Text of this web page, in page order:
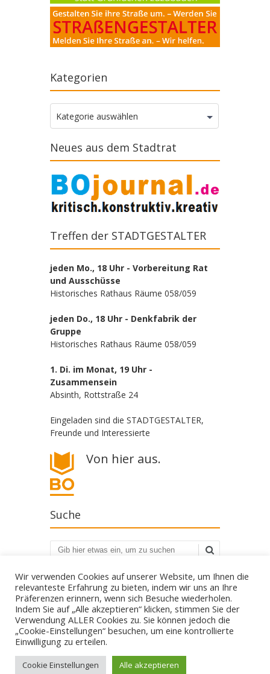
Kategorien
Kategorien
Kategorie auswählen
Neues aus dem Stadtrat
Treffen der STADTGESTALTER
jeden Mo., 18 Uhr - Vorbereitung Rat
und Ausschüsse
Historisches Rathaus Räume 058/059
jeden Do., 18 Uhr - Denkfabrik der
Gruppe
Historisches Rathaus Räume 058/059
1. Di. im Monat, 19 Uhr -
Zusammensein
Absinth, Rottstraße 24
Eingeladen sind die STADTGESTALTER,
Freunde und Interessierte
Von hier aus.
Suche
Suchen
Die STADTGESTALTER - politisch aber parteilos
Gestalte deine Stadt. - Für Bürgerbeteiligung! - Gegen
mail@die-stadtgestalter.de
Wir verwenden Cookies auf unserer Website, um Ihnen die
relevanteste Erfahrung zu bieten, indem wir uns an Ihre
Präferenzen erinnern, wenn sich Besuche wiederholen.
Indem Sie auf „Alle akzeptieren“ klicken, stimmen Sie der
Verwendung ALLER Cookies zu. Sie können jedoch die
„Cookie-Einstellungen“ besuchen, um eine kontrollierte
Einwilligung zu erteilen.
Cookie Einstellungen Alle akzeptieren